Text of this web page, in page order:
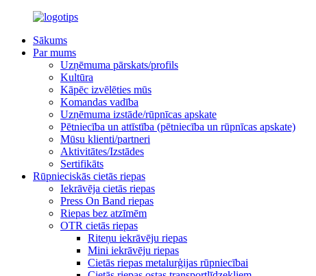
Sākums
Par mums
Uzņēmuma pārskats/profils
Kultūra
Kāpēc izvēlēties mūs
Komandas vadība
Uzņēmuma izstāde/rūpnīcas apskate
Pētniecība un attīstība (pētniecība un rūpnīcas apskate)
Mūsu klienti/partneri
Aktivitātes/Izstādes
Sertifikāts
Rūpnieciskās cietās riepas
Iekrāvēja cietās riepas
Press On Band riepas
Riepas bez atzīmēm
OTR cietās riepas
Riteņu iekrāvēju riepas
Mini iekrāvēju riepas
Cietās riepas metalurģijas rūpniecībai